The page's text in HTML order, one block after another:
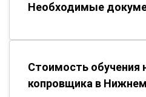
Необходимые
Стоимость обучения
копровщика в